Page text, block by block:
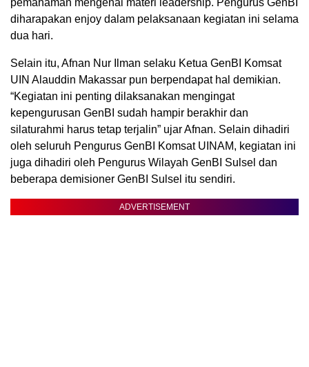
diharapakan enjoy dalam pelaksanaan kegiatan ini selama
dua hari.
Selain itu, Afnan Nur Ilman selaku Ketua GenBI Komsat
UIN Alauddin Makassar pun berpendapat hal demikian.
“Kegiatan ini penting dilaksanakan mengingat
kepengurusan GenBI sudah hampir berakhir dan
silaturahmi harus tetap terjalin” ujar Afnan. Selain dihadiri
oleh seluruh Pengurus GenBI Komsat UINAM, kegiatan ini
juga dihadiri oleh Pengurus Wilayah GenBI Sulsel dan
beberapa demisioner GenBI Sulsel itu sendiri.
ADVERTISEMENT